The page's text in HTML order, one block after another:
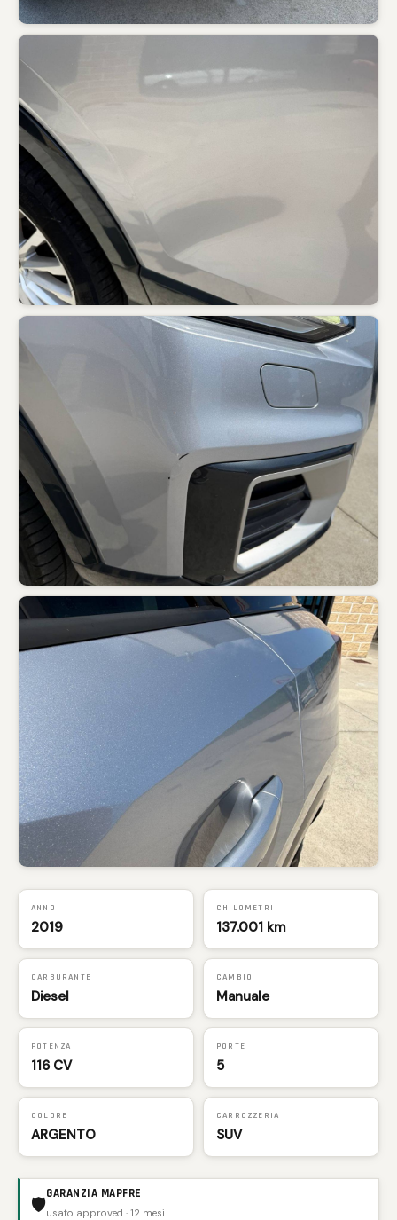
ANNO
2019
CHILOMETRI
137.001 km
CARBURANTE
Diesel
CAMBIO
Manuale
POTENZA
116 CV
PORTE
5
COLORE
ARGENTO
CARROZZERIA
SUV
🛡️GARANZIA MAPFRE
usato approved · 12 mesi